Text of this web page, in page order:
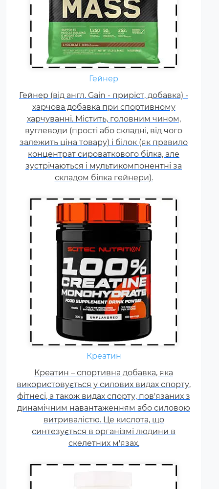
Гейнер
Гейнер (від англ. Gain - приріст, добавка) -
харчова добавка при спортивному
харчуванні. Містить, головним чином,
вуглеводи (прості або складні, від чого
залежить ціна товару) і білок (як правило
концентрат сироваткового білка, але
зустрічаються і мультикомпонентні за
складом білка гейнери).
Креатин – спортивна добавка,
яка використовується у
силових видах спорту, фітнесі, а
також видах спорту, пов'язаних
з динамічним навантаженням
або силовою витривалістю. Це
кислота, що синтезується в
організмі людини в скелетних
м'язах.
Креатин
Креатин – спортивна добавка, яка
використовується у силових видах спорту,
фітнесі, а також видах спорту, пов'язаних з
динамічним навантаженням або силовою
витривалістю. Це кислота, що
синтезується в організмі людини в
скелетних м'язах.
Щодня кожному спортсмену
необхідні вітаміни групи В,
карнітин. вітамін Т, вітаміни С, D,
E, F. Постійні тренування,
фізичні та психологічні
навантаження, змагання
збільшують добову норму
вітамінів та мінералів у 1,5-2
рази.